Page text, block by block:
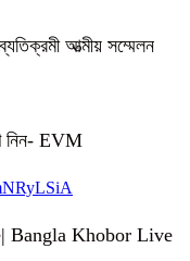
আত্মীয় সম্মেলন
নিন- EVM
Bangla Khobor Live